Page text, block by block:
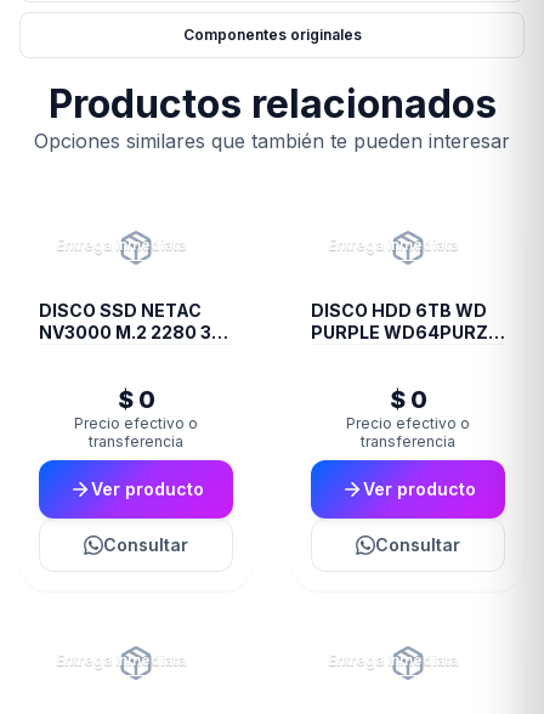
Componentes originales
Productos relacionados
Opciones similares que también te pueden interesar
Entrega inmediata
DISCO SSD NETAC
NV3000 M.2 2280 3D
$ 0
Precio efectivo o
transferencia
Ver producto
Consultar
Entrega inmediata
DISCO HDD 6TB WD
PURPLE WD64PURZ
$ 0
Precio efectivo o
transferencia
Ver producto
Consultar
Entrega inmediata Entrega inmediata